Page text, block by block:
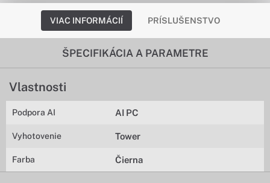
VIAC INFORMÁCIÍ PRÍSLUŠENSTVO
ŠPECIFIKÁCIA A PARAMETRE
Vlastnosti
Podpora AI AI PC
Vyhotovenie Tower
Farba Čierna